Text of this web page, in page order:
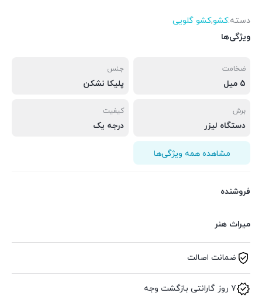
دسته:کشو,کشو گلویی
ویژگی‌ها
ضخامت
5 میل
جنس
پلیکا نشکن
برش
دستگاه لیزر
کیفیت
درجه یک
مشاهده همه ویژگی‌ها
فروشنده
میراث هنر
ضمانت اصالت
7 روز گارانتی بازگشت وجه